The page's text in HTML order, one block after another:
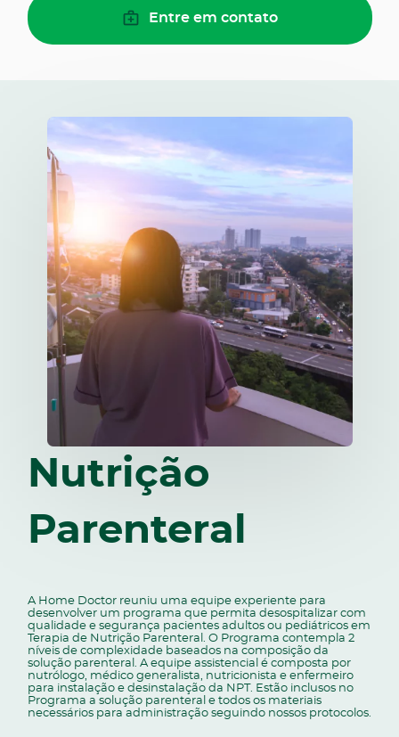
Entre em contato
Nutrição
Parenteral
A Home Doctor reuniu uma equipe experiente para
desenvolver um programa que permita desospitalizar com
qualidade e segurança pacientes adultos ou pediátricos em
Terapia de Nutrição Parenteral. O Programa contempla 2
níveis de complexidade baseados na composição da
solução parenteral. A equipe assistencial é composta por
nutrólogo, médico generalista, nutricionista e enfermeiro
para instalação e desinstalação da NPT. Estão inclusos no
Programa a solução parenteral e todos os materiais
necessários para administração seguindo nossos protocolos.